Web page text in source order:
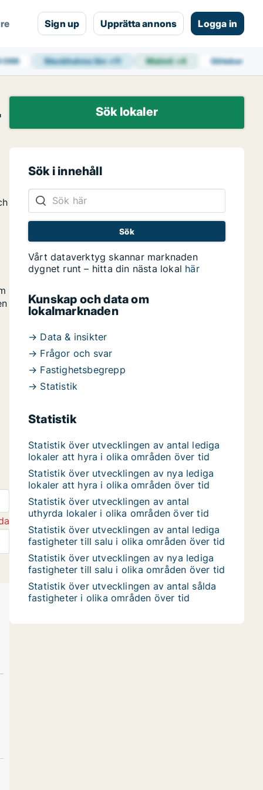
Sign up Upprätta annons Logga in
066 Stockholms län+11 Malmö+4 Göteborg
Sök lokaler
Sök i innehåll
Vårt dataverktyg skannar marknaden
dygnet runt – hitta din nästa lokal här
Kunskap och data om
lokalmarknaden
→ Data & insikter
→ Frågor och svar
→ Fastighetsbegrepp
→ Statistik
Statistik
Statistik över utvecklingen av antal lediga
lokaler att hyra i olika områden över tid
Statistik över utvecklingen av nya lediga
lokaler att hyra i olika områden över tid
Statistik över utvecklingen av antal
uthyrda lokaler i olika områden över tid
Statistik över utvecklingen av antal lediga
fastigheter till salu i olika områden över tid
Statistik över utvecklingen av nya lediga
fastigheter till salu i olika områden över tid
Statistik över utvecklingen av antal sålda
fastigheter i olika områden över tid